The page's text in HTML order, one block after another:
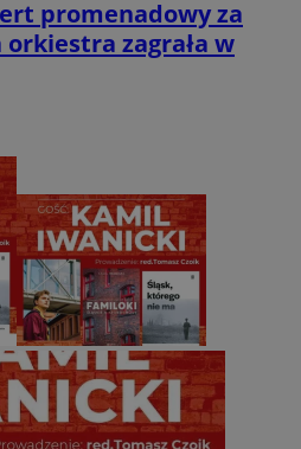
promenadowy za
zagrała w